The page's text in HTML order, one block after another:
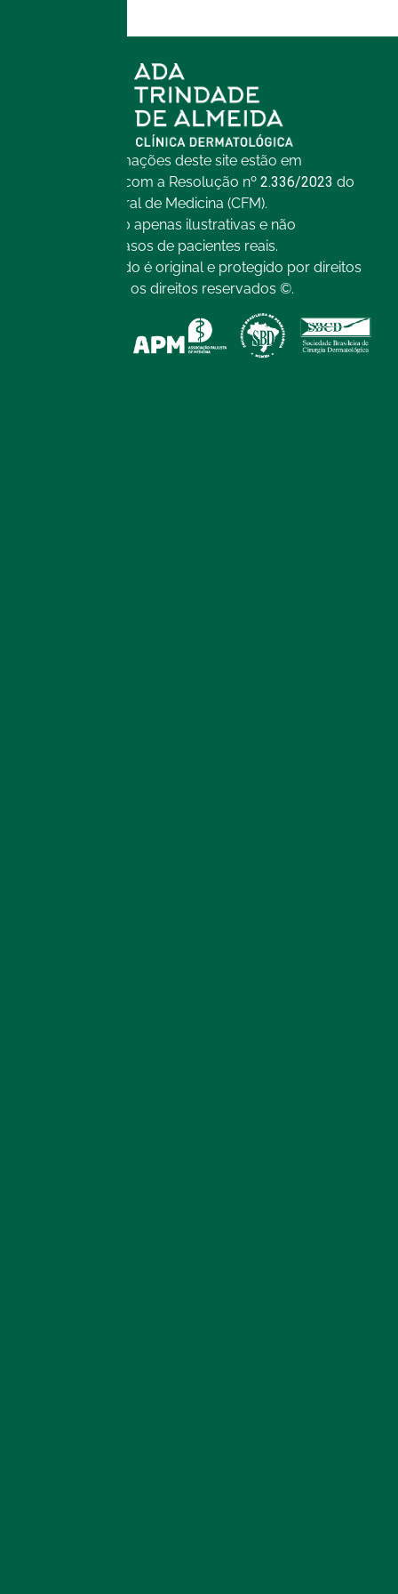
Todas as informações deste site estão em
conformidade com a Resolução nº 2.336/2023 do
Conselho Federal de Medicina (CFM).
As imagens são apenas ilustrativas e não
representam casos de pacientes reais.
Todo o conteúdo é original e protegido por direitos
autorais. Todos os direitos reservados ©.